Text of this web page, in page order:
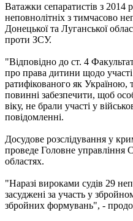
Ватажки сепаратистів з 2014
неповнолітніх з тимчасово
Донецької та Луганської
проти ЗСУ.
"Відповідно до ст. 4
про права дитини щодо
ратифікованого як
повинні забезпечити, щоб
віку, не брали участі у
повідомленні.
Досудове розслідування у
проведе Головне управління
областях.
"Наразі вироками судів 29
засуджені за участь у
збройних формувань", -